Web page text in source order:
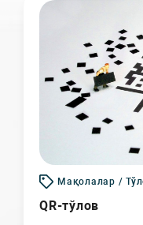
Мақолалар /
QR-тўлов